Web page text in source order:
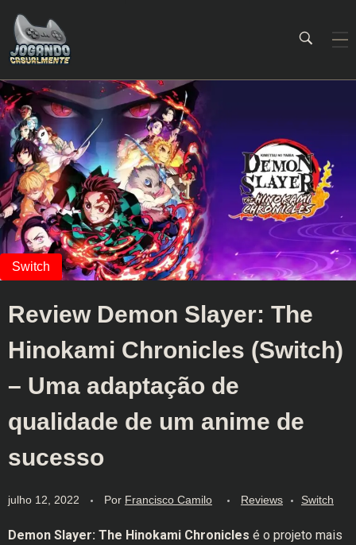
Jogando Casualmente
Conteúdo family friendly sobre games! Desde 2019 analisando jogos.
Review Demon Slayer: The
Hinokami Chronicles (Switch)
– Uma adaptação de
qualidade de um anime de
sucesso
julho 12, 2022 Por Francisco Camilo Reviews Switch
Demon Slayer: The Hinokami Chronicles é o projeto mais